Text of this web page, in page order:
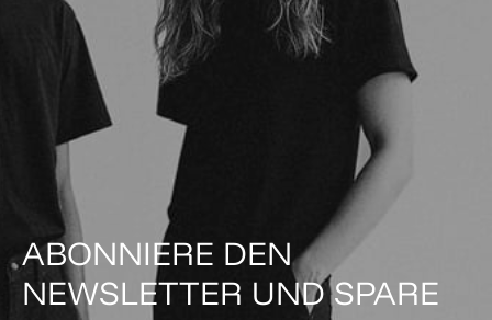
ABONNIERE DEN
NEWSLETTER UND SPARE